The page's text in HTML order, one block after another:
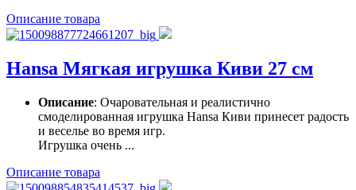
Описание товара
Hansa Мягкая игрушка Киви 27 см
Описание: Очаровательная и реалистично
смоделированная игрушка Hansa Киви принесет радость
и веселье во время игр.
Игрушка очень ...
Описание товара